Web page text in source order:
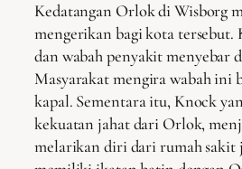
Kedatangan Orlok di Wisborg
mengerikan bagi kota tersebut.
dan wabah penyakit menyebar
Masyarakat mengira wabah ini
kapal. Sementara itu, Knock
kekuatan jahat dari Orlok,
melarikan diri dari rumah sakit